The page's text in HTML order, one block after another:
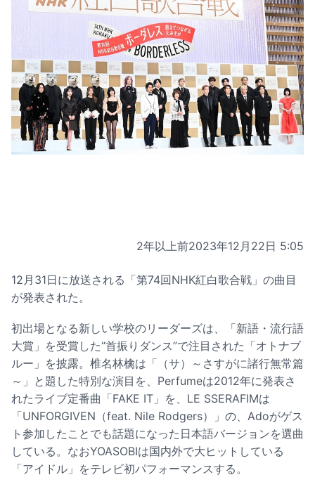
2年以上前2023年12月22日 5:05
12月31日に放送される「第74回NHK紅白歌合戦」の曲目
が発表された。
初出場となる新しい学校のリーダーズは、「新語・流行語
大賞」を受賞した“首振りダンス”で注目された「オトナブ
ルー」を披露。椎名林檎は「（サ）～さすがに諸行無常篇
～」と題した特別な演目を、Perfumeは2012年に発表さ
れたライブ定番曲「FAKE IT」を、LE SSERAFIMは
「UNFORGIVEN（feat. Nile Rodgers）」の、Adoがゲス
ト参加したことでも話題になった日本語バージョンを選曲
している。なおYOASOBIは国内外で大ヒットしている
「アイドル」をテレビ初パフォーマンスする。